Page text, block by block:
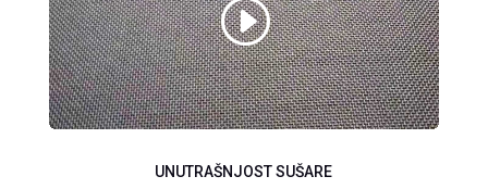
UNUTRAŠNJOST SUŠARE